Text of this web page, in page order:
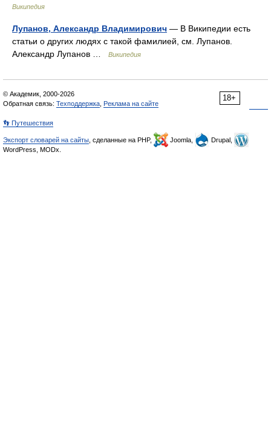
Википедия
Лупанов, Александр Владимирович — В Википедии есть
статьи о других людях с такой фамилией, см. Лупанов.
Александр Лупанов …
Википедия
18+
© Академик, 2000-2026
Обратная связь: Техподдержка Реклама на сайте
👣 Путешествия
Экспорт словарей на сайты , сделанные на PHP, Joomla,
Drupal,
WordPress, MODx.